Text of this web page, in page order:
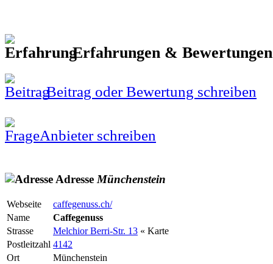
Erfahrungen &
Beitrag oder Bewertung schreiben
Anbieter schreiben
Adresse Münchenstein
Webseite
caffegenuss.ch/
Name
Caffegenuss
Strasse
Melchior Berri-Str. 13 « Karte
Postleitzahl 4142
Ort
Münchenstein